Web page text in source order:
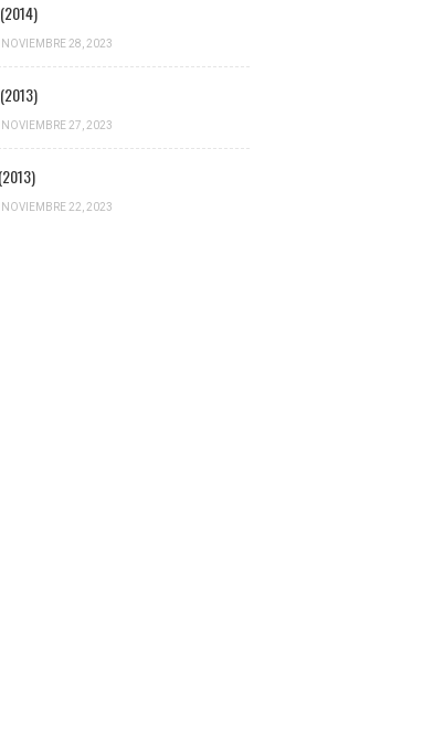
NOVIEMBRE 28, 2023
NOVIEMBRE 27, 2023
NOVIEMBRE 22, 2023